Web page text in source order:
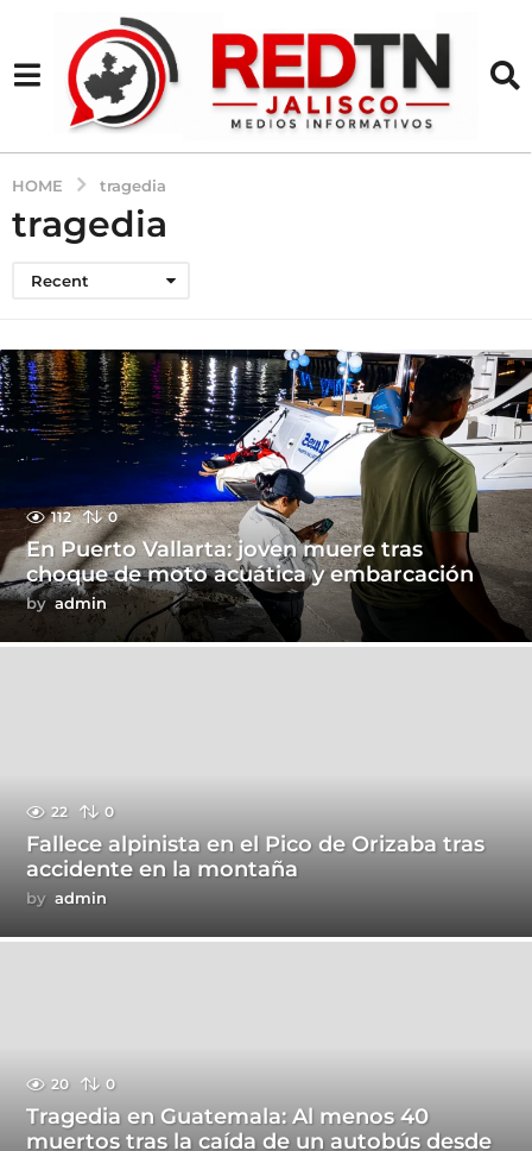
HOME tragedia
tragedia
Recent
112 0
En Puerto Vallarta: joven muere tras
choque de moto acuática y embarcación
by admin
22 0
Fallece alpinista en el Pico de Orizaba tras
accidente en la montaña
by admin
20 0
Tragedia en Guatemala: Al menos 40
muertos tras la caída de un autobús desde